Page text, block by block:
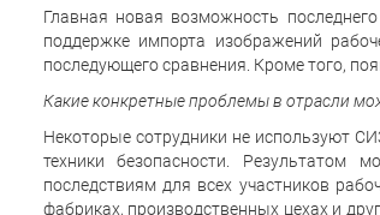
Главная новая возможность
поддержке импорта изображений
последующего сравнения. Кроме того,
Какие конкретные проблемы в отрасли
Некоторые сотрудники не используют
техники безопасности.
последствиям для всех участников
фабриках, производственных цехах и